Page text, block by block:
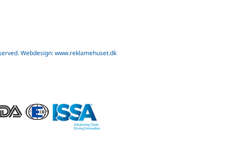
Webdesign: www.reklamehuset.dk